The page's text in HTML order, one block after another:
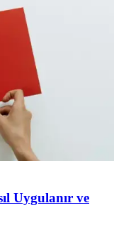
Uygulanır ve